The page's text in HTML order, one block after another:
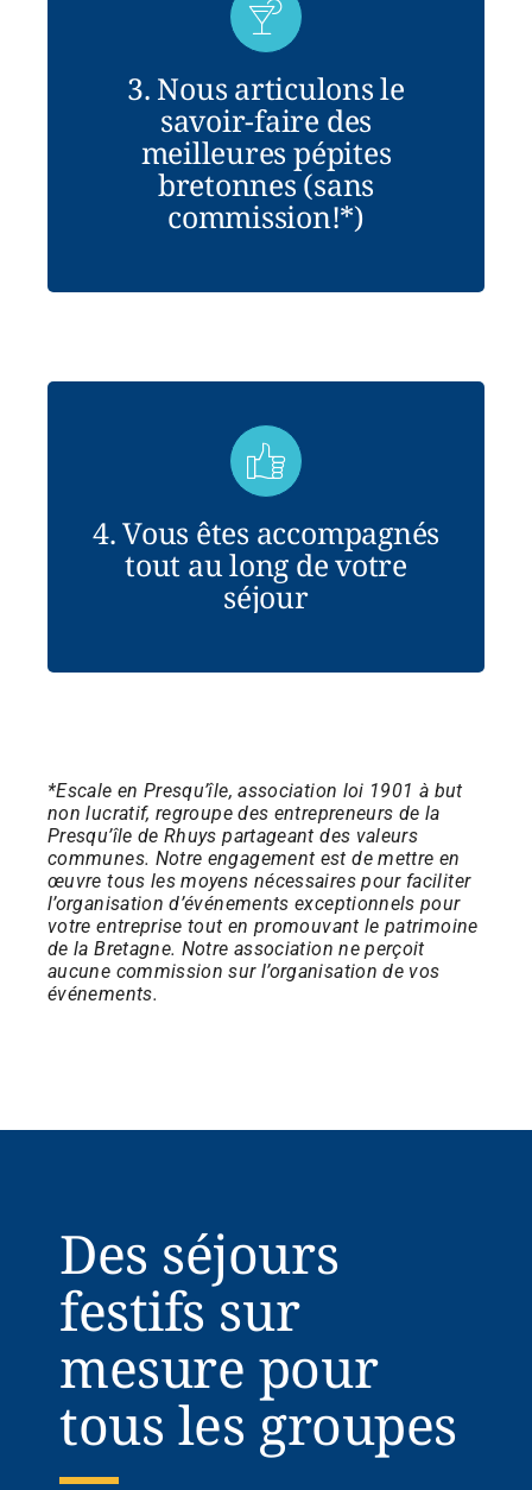
3. Nous articulons le
savoir-faire des
meilleures pépites
bretonnes (sans
commission!*)
4. Vous êtes accompagnés
tout au long de votre
séjour
*Escale en Presqu’île, association loi 1901 à but
non lucratif, regroupe des entrepreneurs de la
Presqu’île de Rhuys partageant des valeurs
communes. Notre engagement est de mettre en
œuvre tous les moyens nécessaires pour faciliter
l’organisation d’événements exceptionnels pour
votre entreprise tout en promouvant le patrimoine
de la Bretagne. Notre association ne perçoit
aucune commission sur l’organisation de vos
événements.
Des séjours
festifs sur
mesure pour
tous les groupes